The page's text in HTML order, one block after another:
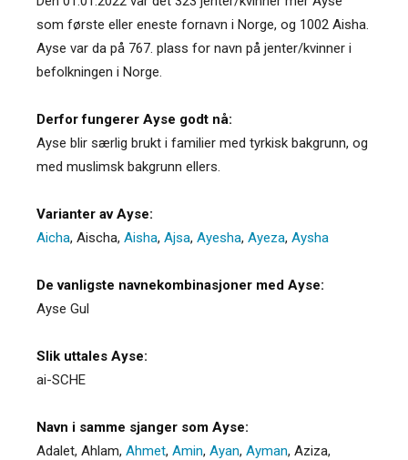
som første eller eneste fornavn i Norge, og 1002 Aisha.
Ayse var da på 767. plass for navn på jenter/kvinner i
befolkningen i Norge.
Derfor fungerer Ayse godt nå:
Ayse blir særlig brukt i familier med tyrkisk bakgrunn, og
med muslimsk bakgrunn ellers.
Varianter av Ayse:
Aicha, Aischa, Aisha, Ajsa, Ayesha, Ayeza, Aysha
De vanligste navnekombinasjoner med Ayse:
Ayse Gul
Slik uttales Ayse:
ai-SCHE
Navn i samme sjanger som Ayse:
Adalet, Ahlam, Ahmet, Amin, Ayan, Ayman, Aziza,